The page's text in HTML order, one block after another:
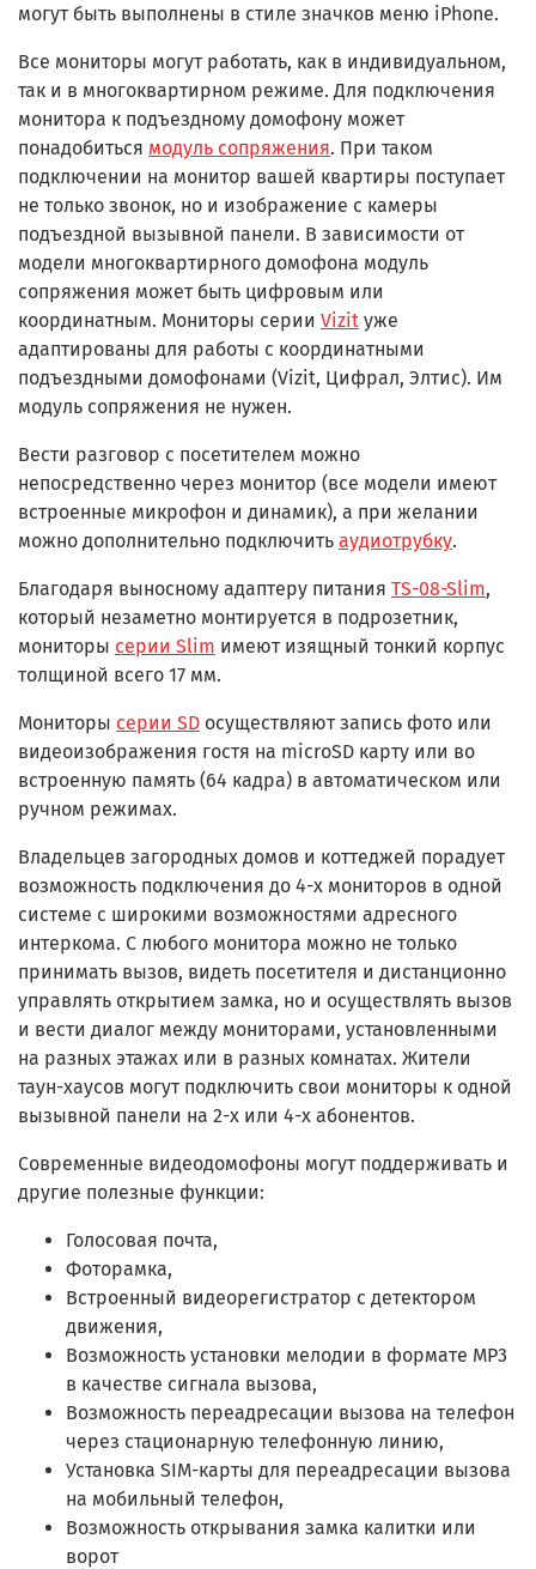
могут быть выполнены в стиле значков меню iPhone.
Все мониторы могут работать, как в индивидуальном,
так и в многоквартирном режиме. Для подключения
монитора к подъездному домофону может
понадобиться модуль сопряжения. При таком
подключении на монитор вашей квартиры поступает
не только звонок, но и изображение с камеры
подъездной вызывной панели. В зависимости от
модели многоквартирного домофона модуль
сопряжения может быть цифровым или
координатным. Мониторы серии Vizit уже
адаптированы для работы с координатными
подъездными домофонами (Vizit, Цифрал, Элтис). Им
модуль сопряжения не нужен.
Вести разговор с посетителем можно
непосредственно через монитор (все модели имеют
встроенные микрофон и динамик), а при желании
можно дополнительно подключить аудиотрубку.
Благодаря выносному адаптеру питания TS-08-Slim,
который незаметно монтируется в подрозетник,
мониторы серии Slim имеют изящный тонкий корпус
толщиной всего 17 мм.
Мониторы серии SD осуществляют запись фото или
видеоизображения гостя на microSD карту или во
встроенную память (64 кадра) в автоматическом или
ручном режимах.
Владельцев загородных домов и коттеджей порадует
возможность подключения до 4-х мониторов в одной
системе с широкими возможностями адресного
интеркома. С любого монитора можно не только
принимать вызов, видеть посетителя и дистанционно
управлять открытием замка, но и осуществлять вызов
и вести диалог между мониторами, установленными
на разных этажах или в разных комнатах. Жители
таун-хаусов могут подключить свои мониторы к одной
вызывной панели на 2-х или 4-х абонентов.
Современные видеодомофоны могут поддерживать и
другие полезные функции:
Голосовая почта,
Фоторамка,
Встроенный видеорегистратор с детектором
движения,
Возможность установки мелодии в формате MP3
в качестве сигнала вызова,
Возможность переадресации вызова на телефон
через стационарную телефонную линию,
Установка SIM-карты для переадресации вызова
на мобильный телефон,
Возможность открывания замка калитки или
ворот